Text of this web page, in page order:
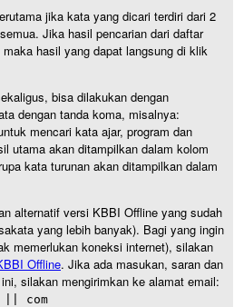
jika kata yang dicari terdiri dari 2
Jika hasil pencarian dari daftar
hasil yang dapat langsung di klik
bisa dilakukan dengan
dengan tanda koma, misalnya:
mencari kata ajar, program dan
utama akan ditampilkan dalam kolom
kata turunan akan ditampilkan dalam
alternatif versi KBBI Offline yang sudah
yang lebih banyak). Bagi yang ingin
memerlukan koneksi internet), silakan
Offline. Jika ada masukan, saran dan
silakan mengirimkan ke alamat email:
|| com